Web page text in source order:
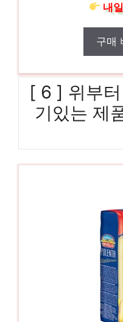
내
구매
[ 6 ] 위부
기있는 제